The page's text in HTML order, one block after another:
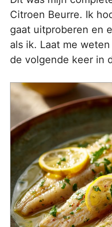
Citroen Beurre. Ik
gaat uitproberen en
als ik. Laat me
de volgende keer in